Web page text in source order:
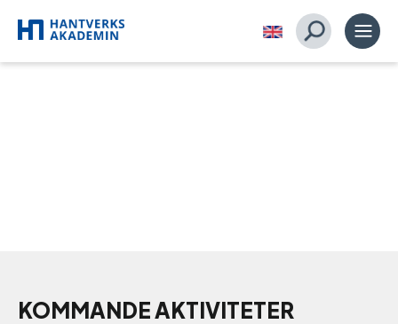
KOMMANDE AKTIVITETER